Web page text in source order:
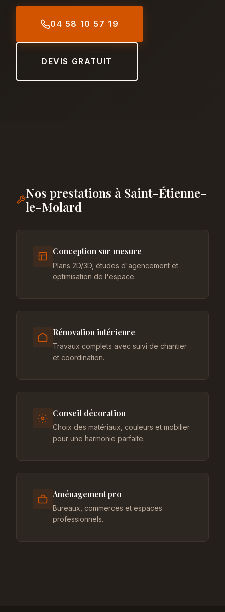
04 58 10 57 19
DEVIS GRATUIT
Nos prestations à Saint-Étienne-
le-Molard
Conception sur mesure
Plans 2D/3D, études d'agencement et
optimisation de l'espace.
Rénovation intérieure
Travaux complets avec suivi de chantier
et coordination.
Conseil décoration
Choix des matériaux, couleurs et mobilier
pour une harmonie parfaite.
Aménagement pro
Bureaux, commerces et espaces
professionnels.